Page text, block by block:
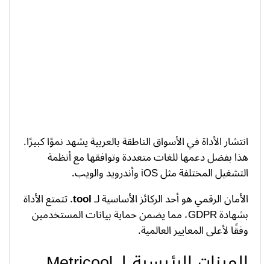
انتشار الأداة في الأسواق الناطقة بالعربية يشهد نموًا كبيرًا.
هذا بفضل دعمها للغات متعددة وتوافقها مع أنظمة
التشغيل المختلفة مثل iOS وأندرويد والويب.
الأمان الرقمي هو أحد الركائز الأساسية لـtool. تتمتع الأداة
بشهادة GDPR، مما يضمن حماية بيانات المستخدمين
وفقًا لأعلى المعايير العالمية.